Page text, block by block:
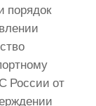
порядок
России от